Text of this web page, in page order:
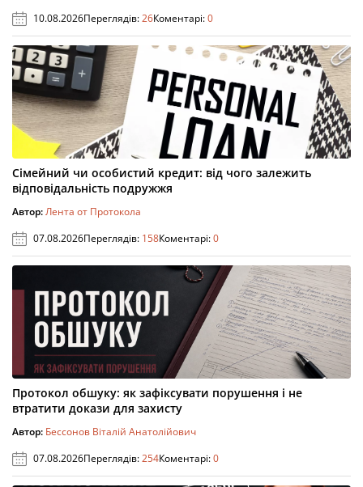
10.08.2026Переглядів:26Коментарі:0
Сімейний чи особистий кредит: від чого залежить
відповідальність подружжя
Автор:Лента от Протокола
07.08.2026Переглядів: 158Коментарі:0
Протокол обшуку: як зафіксувати порушення і не
втратити докази для захисту
Автор: Бессонов Віталій Анатолійович
07.08.2026Переглядів:254Коментарі:0